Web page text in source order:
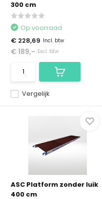
300 cm
Vergelijk
Op voorraad
€ 228,69 Incl. btw
€ 189,- Excl. btw
ASC Platform zonder luik
400 cm